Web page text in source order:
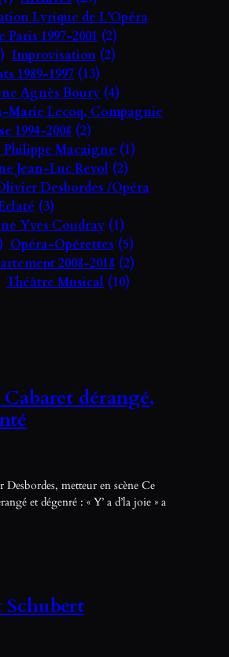
Lyrique de L’Opéra
1997-2001 (2)
Improvisation (2)
1989-1997 (13)
Agnès Boury (4)
Marie Lecoq, Compagnie
1994-2008 (2)
Philippe Macaigne (1)
Jean-Luc Revol (2)
Desbordes /Opéra
(3)
Yves Coudray (1)
Opéra-Opérettes (5)
2008-2018 (2)
Théâtre Musical (10)
dérangé,
metteur en scène Ce
et dégenré : « Y’ a d’la joie » a
Schubert